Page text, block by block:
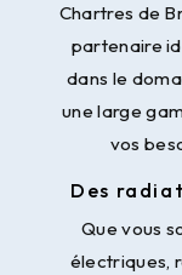
Chartres de
partenaire
dans le
une large
vos
Des
Que vous
électriques,